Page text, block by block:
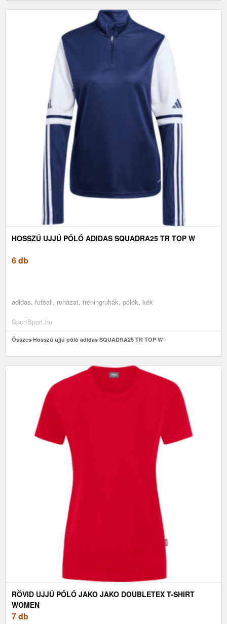
HOSSZÚ UJJÚ PÓLÓ ADIDAS SQUADRA25 TR TOP W
6 db
adidas, futball, ruházat, tréningruhák, pólók, kék
SportSport.hu
Összes Hosszú ujjú póló adidas SQUADRA25 TR TOP W
RÖVID UJJÚ PÓLÓ JAKO JAKO DOUBLETEX T-SHIRT
WOMEN
7 db